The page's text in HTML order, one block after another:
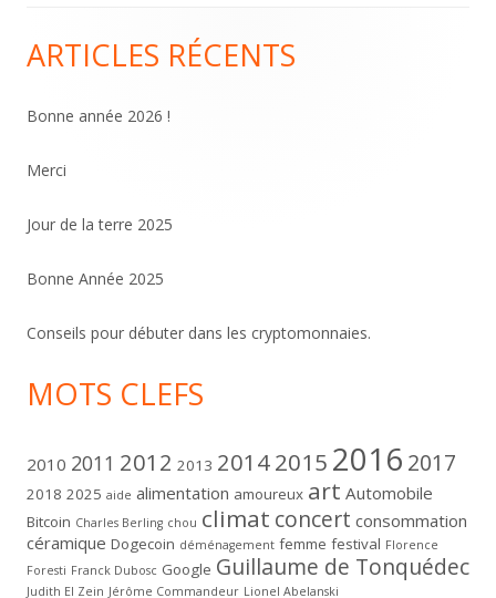
Colonne
principale
ARTICLES RÉCENTS
Bonne année 2026 !
Merci
Jour de la terre 2025
Bonne Année 2025
Conseils pour débuter dans les cryptomonnaies.
MOTS CLEFS
2010 2011 2012 2013 20142015 2016 2017
2018 2025 aide alimentation amoureux art Automobile
Bitcoin Charles Berling chou climat concert consommation
céramique Dogecoin déménagement femme festival Florence
Foresti Franck Dubosc Google Guillaume de Tonquédec
Judith El Zein Jérôme Commandeur Lionel Abelanski